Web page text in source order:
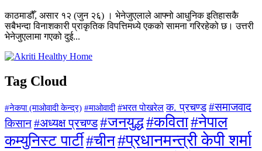
काठमाडौँ, असार १२ (जुन २६) । भेनेजुएलाले आफ्नो आधुनिक इतिहासकै
सबैभन्दा विनाशकारी प्राकृतिक विपत्तिमध्ये एकको सामना गरिरहेको छ। उत्तरी
भेनेजुएलामा गएको दुई...
Tag Cloud
#नेकपा (माओवादी केन्द्र) #माओवादी #भरत पोखरेल क. प्रचण्ड #समाजवाद
किसान#अध्यक्ष प्रचण्ड#जनयुद्ध#कविता#नेपाल
कम्युनिस्ट पार्टी#चीन#प्रधानमन्त्री केपी शर्मा